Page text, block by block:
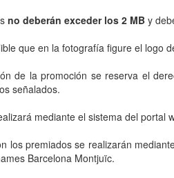
no deberán exceder los 2 MB y
que en la fotografía figure el logo
de la promoción se reserva el
señalados.
mediante el sistema del portal
los premiados se realizarán
Barcelona Montjuïc.